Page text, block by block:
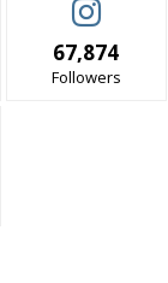
67,874
Followers